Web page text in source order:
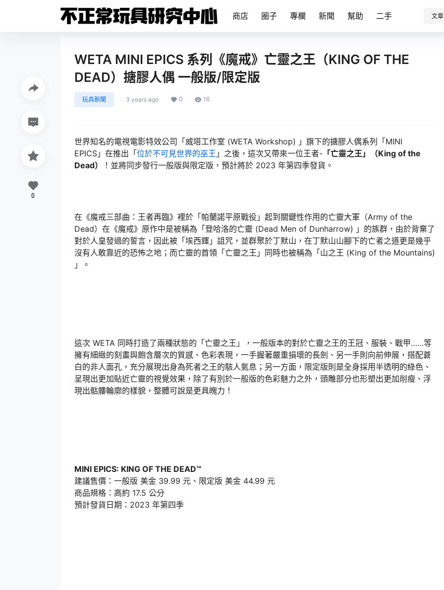
商店 圈子 專欄 新聞 幫助 二手 文章
WETA MINI EPICS 系列《魔戒》亡靈之王（KING OF THE
DEAD）搪膠人偶 一般版/限定版
玩具新聞 3 years ago 0 16
世界知名的電視電影特效公司「威塔工作室 (WETA Workshop) 」旗下的搪膠人偶系列「MINI
EPICS」在推出「位於不可見世界的巫王 」之後，這次又帶來一位王者- 「亡靈之王」（King of the
Dead）
！並將同步發行一般版與限定版，預計將於 2023 年第四季發貨。
在《魔戒三部曲：王者再臨》裡於「帕蘭諾平原戰役」起到關鍵性作用的亡靈大軍（Army of the
Dead）在《魔戒》原作中是被稱為「登哈洛的亡靈 (Dead Men of Dunharrow) 」的族群，由於背棄了
對於人皇發過的誓言，因此被「埃西鐸」詛咒，並群聚於丁默山，在丁默山山腳下的亡者之道更是幾乎
沒有人敢靠近的恐怖之地；而亡靈的首領「亡靈之王」同時也被稱為「山之王 (King of the Mountains)
」。
這次 WETA 同時打造了兩種狀態的「亡靈之王」，一般版本的對於亡靈之王的王冠、服裝、戰甲……等
擁有細緻的刻畫與飽含層次的質感、色彩表現，一手握著嚴重損壞的長劍、另一手則向前伸展，搭配蒼
白的非人面孔，充分展現出身為死者之王的駭人氣息；另一方面，限定版則是全身採用半透明的綠色、
呈現出更加貼近亡靈的視覺效果，除了有別於一般版的色彩魅力之外，頭雕部分也形塑出更加削瘦、浮
現出骷髏輪廓的樣貌，整體可說是更具魄力！
MINI EPICS: KING OF THE DEAD™
建議售價：一般版 美金 39.99 元、限定版 美金 44.99 元
商品規格：高約 17.5 公分
預計發貨日期：2023 年第四季
0